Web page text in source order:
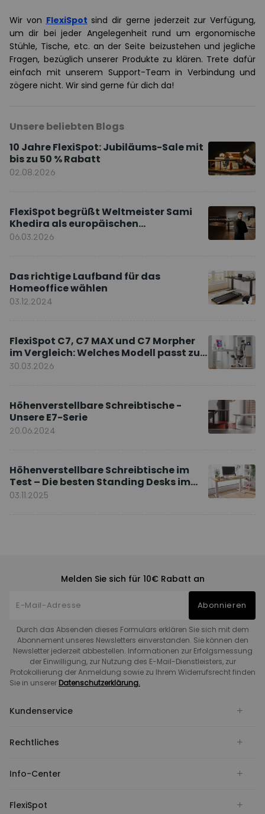
Wir von FlexiSpot sind dir gerne jederzeit zur Verfügung,
um dir bei jeder Angelegenheit rund um ergonomische
Stühle, Tische, etc. an der Seite beizustehen und jegliche
Fragen, bezüglich unserer Produkte zu klären. Trete dafür
einfach mit unserem Support-Team in Verbindung und
zögere nicht. Wir sind gerne für dich da!
Unsere beliebten Blogs
10 Jahre FlexiSpot: Jubiläums-Sale mit
bis zu 50 % Rabatt
02.08.2026
FlexiSpot begrüßt Weltmeister Sami
Khedira als europäischen
Markenbotschafter
06.03.2026
Das richtige Laufband für das
Homeoffice wählen
03.12.2024
FlexiSpot C7, C7 MAX und C7 Morpher
im Vergleich: Welches Modell passt zu
Ihnen?
30.03.2026
Höhenverstellbare Schreibtische -
Unsere E7-Serie
20.06.2024
Höhenverstellbare Schreibtische im
Test – Die besten Standing Desks im
Vergleich
03.11.2025
Melden Sie sich für 10€ Rabatt an
Abonnieren
Durch das Absenden dieses Formulars erklären Sie sich mit dem
Abonnement unseres Newsletters einverstanden. Sie können den
Newsletter jederzeit abbestellen. Informationen zur Erfolgsmessung
der Einwilligung, zur Nutzung des E-Mail-Dienstleisters, zur
Protokollierung der Anmeldung sowie zu Ihrem Widerrufsrecht finden
Sie in unserer Datenschutzerklärung.
Kundenservice
Rechtliches
Info-Center
FlexiSpot